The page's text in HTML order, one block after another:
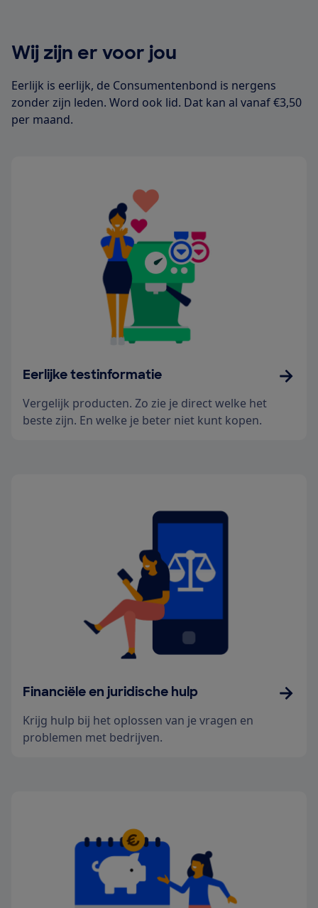
Wij zijn er voor jou
Eerlijk is eerlijk, de Consumentenbond is nergens
zonder zijn leden. Word ook lid. Dat kan al vanaf €3,50
per maand.
Eerlijke testinformatie
Vergelijk producten. Zo zie je direct welke het
beste zijn. En welke je beter niet kunt kopen.
Financiële en juridische hulp
Krijg hulp bij het oplossen van je vragen en
problemen met bedrijven.